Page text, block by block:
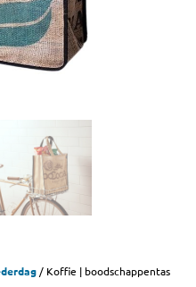
/ Koffie | boodschappentas